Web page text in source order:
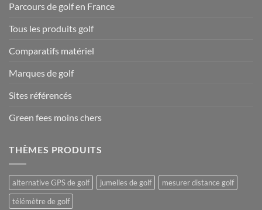
Parcours de golf en France
Tous les produits golf
Comparatifs matériel
Marques de golf
Sites référencés
Green fees moins chers
THÈMES PRODUITS
alternative GPS de golf jumelles de golf
mesurer distance golf
télémètre de golf